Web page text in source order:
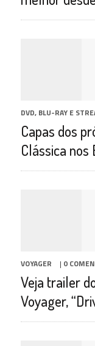
DVD, BLU-RAY E
Capas dos
Clássica nos
VOYAGER | 0
Veja trailer
Voyager,